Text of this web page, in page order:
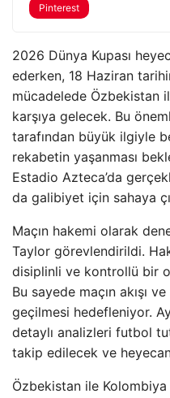
Pinterest
2026 Dünya Kupası
ederken, 18 Haziran
mücadelede Özbekistan
karşıya gelecek. Bu
tarafından büyük ilgiyle
rekabetin yaşanması
Estadio Azteca’da
da galibiyet için sahaya
Maçın hakemi olarak
Taylor görevlendirildi.
disiplinli ve kontrollü bir
Bu sayede maçın akışı ve
geçilmesi hedefleniyor.
detaylı analizleri futbol
takip edilecek ve
Özbekistan ile Kolombiya